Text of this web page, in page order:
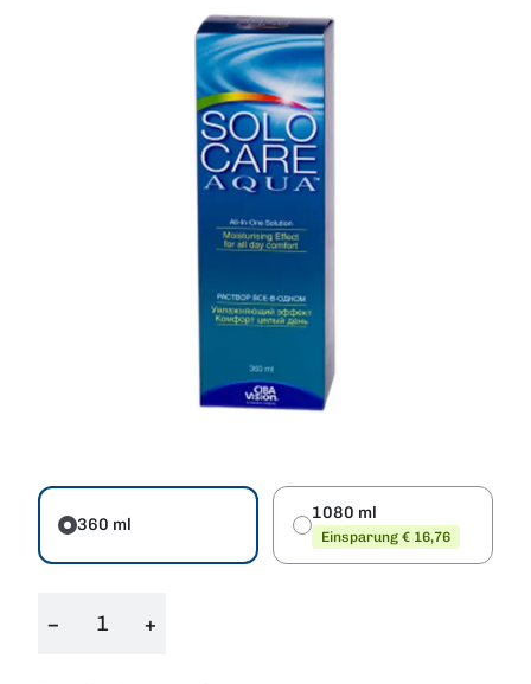
360 ml
1080 ml
Einsparung € 16,76
− +